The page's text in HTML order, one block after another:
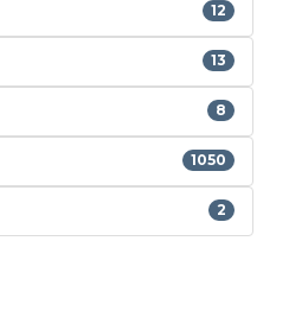
12
13
8
1050
2